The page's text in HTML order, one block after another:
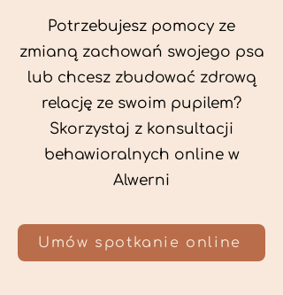
Potrzebujesz pomocy ze
zmianą zachowań swojego psa
lub chcesz zbudować zdrową
relację ze swoim pupilem?
Skorzystaj z konsultacji
behawioralnych online w
Alwerni
Umów spotkanie online